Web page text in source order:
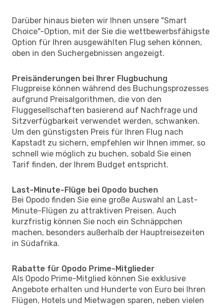
Darüber hinaus bieten wir Ihnen unsere "Smart
Choice"-Option, mit der Sie die wettbewerbsfähigste
Option für Ihren ausgewählten Flug sehen können,
oben in den Suchergebnissen angezeigt.
Preisänderungen bei Ihrer Flugbuchung
Flugpreise können während des Buchungsprozesses
aufgrund Preisalgorithmen, die von den
Fluggesellschaften basierend auf Nachfrage und
Sitzverfügbarkeit verwendet werden, schwanken.
Um den günstigsten Preis für Ihren Flug nach
Kapstadt zu sichern, empfehlen wir Ihnen immer, so
schnell wie möglich zu buchen, sobald Sie einen
Tarif finden, der Ihrem Budget entspricht.
Last-Minute-Flüge bei Opodo buchen
Bei Opodo finden Sie eine große Auswahl an Last-
Minute-Flügen zu attraktiven Preisen. Auch
kurzfristig können Sie noch ein Schnäppchen
machen, besonders außerhalb der Hauptreisezeiten
in Südafrika.
Rabatte für Opodo Prime-Mitglieder
Als Opodo Prime-Mitglied können Sie exklusive
Angebote erhalten und Hunderte von Euro bei Ihren
Flügen, Hotels und Mietwagen sparen, neben vielen